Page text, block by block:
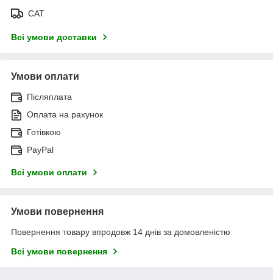
САТ
Всі умови доставки
Умови оплати
Післяплата
Оплата на рахунок
Готівкою
PayPal
Всі умови оплати
Умови повернення
Повернення товару впродовж 14 днів за домовленістю
Всі умови повернення